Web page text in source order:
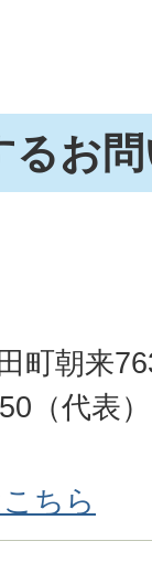
るお
町朝来
（代表
ちら